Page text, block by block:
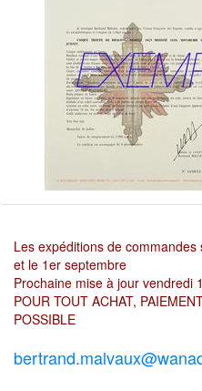
Les expéditions de
et le 1er septembre
Prochaine mise à jour vendredi
POUR TOUT ACHAT,
POSSIBLE